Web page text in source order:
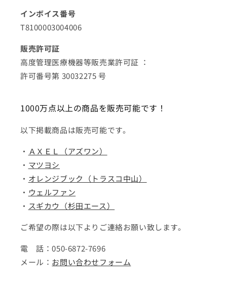
インボイス番号
T8100003004006
販売許可証
高度管理医療機器等販売業許可証 ：
許可番号第 30032275 号
1000万点以上の商品を販売可能です！
以下掲載商品は販売可能です。
・ ＡＸＥＬ（アズワン）
・ マツヨシ
・ オレンジブック（トラスコ中山）
・ ウェルファン
・ スギカウ（杉田エース）
ご希望の際は以下よりご連絡お願い致します。
電 話：050-6872-7696
メール： お問い合わせフォーム